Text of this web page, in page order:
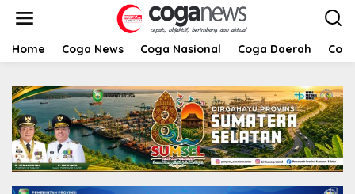
t
Home Coga News Coga Nasional Coga Daerah